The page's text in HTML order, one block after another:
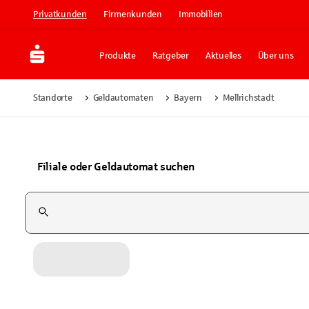
Privatkunden Firmenkunden Immobilien
Produkte Ratgeber Aktuelles Über uns
Standorte Geldautomaten Bayern Mellrichstadt
Filiale oder Geldautomat suchen
Suchfeld